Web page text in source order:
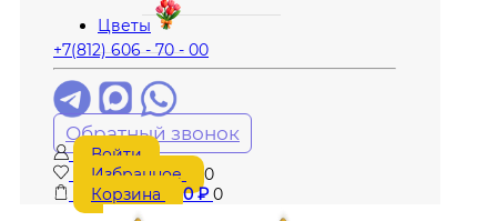
Цветы
+7(812) 606 - 70 - 00
Обратный звонок
Войти
Избранное
0
Корзина
0₽ 0